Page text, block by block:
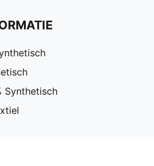
Synthetisch